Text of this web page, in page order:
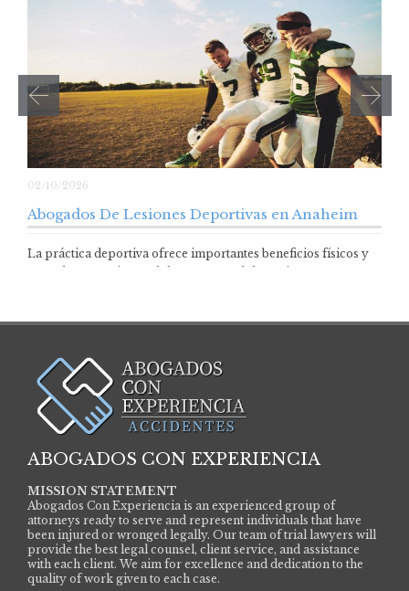
02/10/2026
Abogados De Lesiones Deportivas en Anaheim
La práctica deportiva ofrece importantes beneficios físicos y
ABOGADOS CON EXPERIENCIA
MISSION STATEMENT
Abogados Con Experiencia is an experienced group of
attorneys ready to serve and represent individuals that have
been injured or wronged legally. Our team of trial lawyers will
provide the best legal counsel, client service, and assistance
with each client. We aim for excellence and dedication to the
quality of work given to each case.